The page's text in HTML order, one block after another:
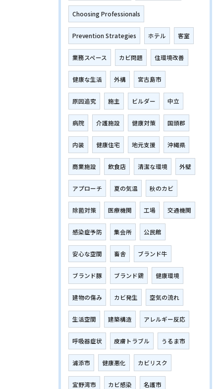
Choosing Professionals
Prevention Strategies ホテル 客室
業務スペース カビ問題 住環境改善
健康な生活 外構 宮古島市
原因追究 施主 ビルダー 中立
病院 介護施設 健康対策 国頭郡
内装 健康住宅 地元支援 沖縄県
商業施設 飲食店 清潔な環境 外壁
アプローチ 夏の気温 秋のカビ
除菌対策 医療機関 工場 交通機関
感染症予防 集会所 公民館
安心な空間 畜舎 ブランド牛
ブランド豚 ブランド鶏 健康環境
建物の傷み カビ発生 空気の流れ
生活空間 建築構造 アレルギー反応
呼吸器症状 皮膚トラブル うるま市
浦添市 健康悪化 カビリスク
宜野湾市 カビ感染 名護市